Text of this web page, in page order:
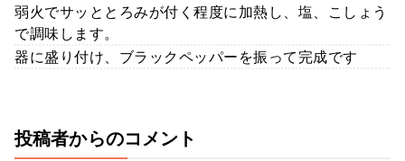
弱火でサッととろみが付く程度に加熱し、塩、こしょう
で調味します。
器に盛り付け、ブラックペッパーを振って完成です
投稿者からのコメント